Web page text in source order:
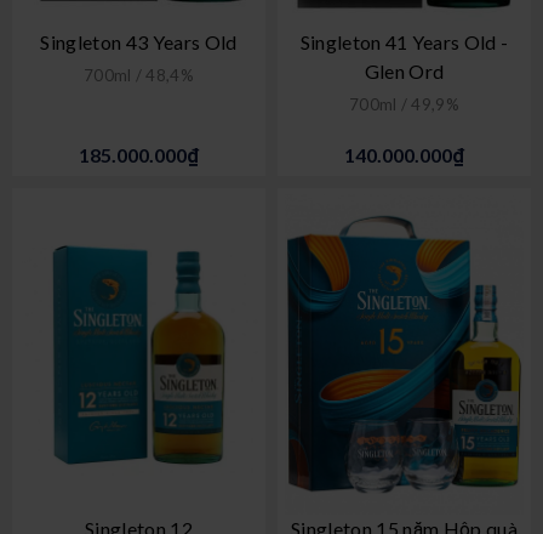
Singleton 43 Years Old
700ml / 48,4%
185.000.000₫
Singleton 41 Years Old -
Glen Ord
700ml / 49,9%
140.000.000₫
Singleton 12 Singleton 15 năm Hộp quà